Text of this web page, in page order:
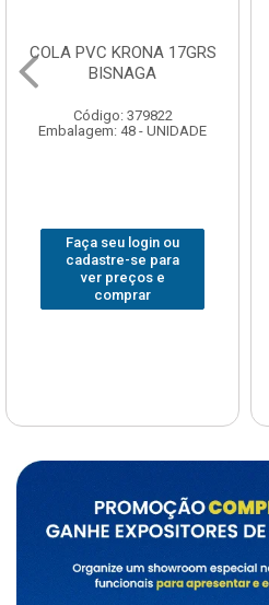
COLA PVC KRONA 17GRS
BISNAGA
Código: 379822
Embalagem: 48 - UNIDADE
Faça seu login ou
cadastre-se para
ver preços e
comprar